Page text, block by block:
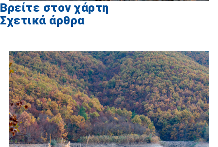
Βρείτε στον χάρτη
Σχετικά άρθρα